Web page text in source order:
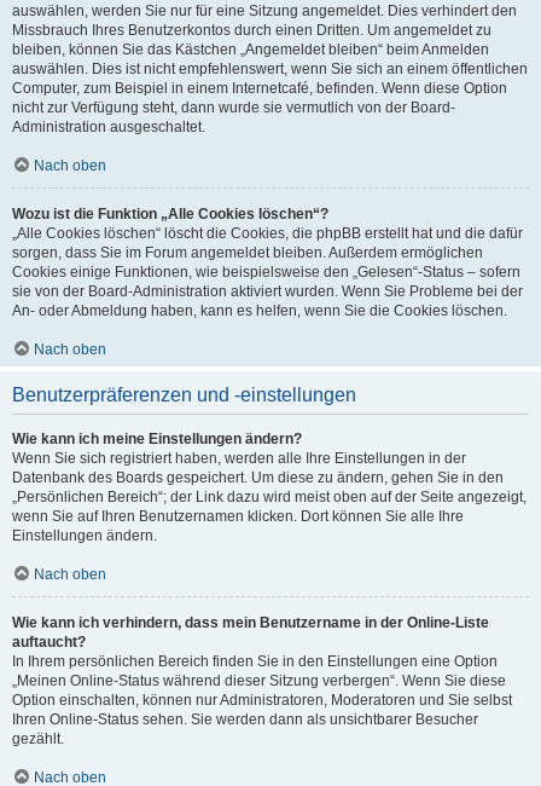
auswählen, werden Sie nur für eine Sitzung angemeldet. Dies verhindert den
Missbrauch Ihres Benutzerkontos durch einen Dritten. Um angemeldet zu
bleiben, können Sie das Kästchen „Angemeldet bleiben“ beim Anmelden
auswählen. Dies ist nicht empfehlenswert, wenn Sie sich an einem öffentlichen
Computer, zum Beispiel in einem Internetcafé, befinden. Wenn diese Option
nicht zur Verfügung steht, dann wurde sie vermutlich von der Board-
Administration ausgeschaltet.
Nach oben
Wozu ist die Funktion „Alle Cookies löschen“?
„Alle Cookies löschen“ löscht die Cookies, die phpBB erstellt hat und die dafür
sorgen, dass Sie im Forum angemeldet bleiben. Außerdem ermöglichen
Cookies einige Funktionen, wie beispielsweise den „Gelesen“-Status – sofern
sie von der Board-Administration aktiviert wurden. Wenn Sie Probleme bei der
An- oder Abmeldung haben, kann es helfen, wenn Sie die Cookies löschen.
Nach oben
Benutzerpräferenzen und -einstellungen
Wie kann ich meine Einstellungen ändern?
Wenn Sie sich registriert haben, werden alle Ihre Einstellungen in der
Datenbank des Boards gespeichert. Um diese zu ändern, gehen Sie in den
„Persönlichen Bereich“; der Link dazu wird meist oben auf der Seite angezeigt,
wenn Sie auf Ihren Benutzernamen klicken. Dort können Sie alle Ihre
Einstellungen ändern.
Nach oben
Wie kann ich verhindern, dass mein Benutzername in der Online-Liste
auftaucht?
In Ihrem persönlichen Bereich finden Sie in den Einstellungen eine Option
„Meinen Online-Status während dieser Sitzung verbergen“. Wenn Sie diese
Option einschalten, können nur Administratoren, Moderatoren und Sie selbst
Ihren Online-Status sehen. Sie werden dann als unsichtbarer Besucher
gezählt.
Nach oben